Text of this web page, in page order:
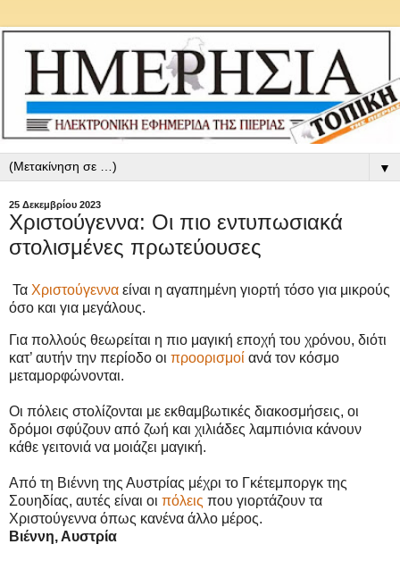
▼
25 Δεκεμβρίου 2023
Χριστούγεννα: Οι πιο εντυπωσιακά
στολισμένες πρωτεύουσες
Τα Χριστούγεννα είναι η αγαπημένη γιορτή τόσο για μικρούς
όσο και για μεγάλους.
Για πολλούς θεωρείται η πιο μαγική εποχή του χρόνου, διότι
κατ’ αυτήν την περίοδο οι προορισμοί ανά τον κόσμο
μεταμορφώνονται.
Οι πόλεις στολίζονται με εκθαμβωτικές διακοσμήσεις, οι
δρόμοι σφύζουν από ζωή και χιλιάδες λαμπιόνια κάνουν
κάθε γειτονιά να μοιάζει μαγική.
Από τη Βιέννη της Αυστρίας μέχρι το Γκέτεμποργκ της
Σουηδίας, αυτές είναι οι πόλεις που γιορτάζουν τα
Χριστούγεννα όπως κανένα άλλο μέρος.
Βιέννη, Αυστρία